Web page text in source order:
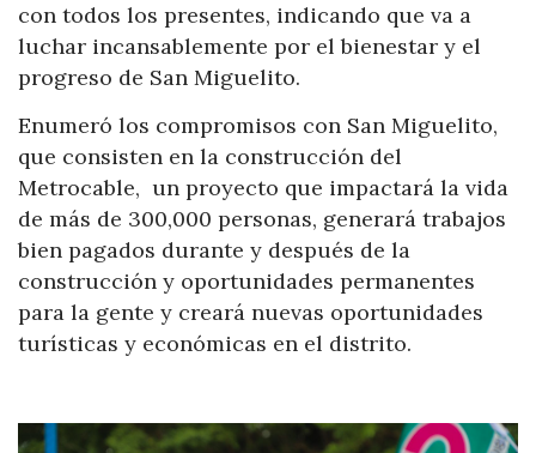
con todos los presentes, indicando que va a
luchar incansablemente por el bienestar y el
progreso de San Miguelito.
Enumeró los compromisos con San Miguelito,
que consisten en la construcción del
Metrocable, un proyecto que impactará la vida
de más de 300,000 personas, generará trabajos
bien pagados durante y después de la
construcción y oportunidades permanentes
para la gente y creará nuevas oportunidades
turísticas y económicas en el distrito.